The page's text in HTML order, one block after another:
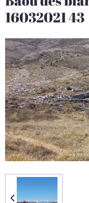
16032021 43